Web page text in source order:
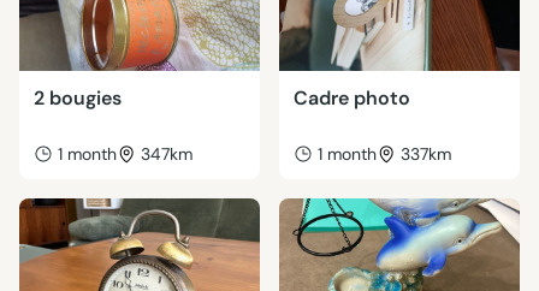
2 bougies
1 month 347km
Cadre photo
1 month 337km